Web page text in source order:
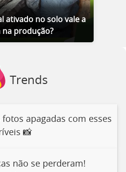
ativado no solo vale a
na produção?
Trends
fotos apagadas com esses
📸
não se perderam!